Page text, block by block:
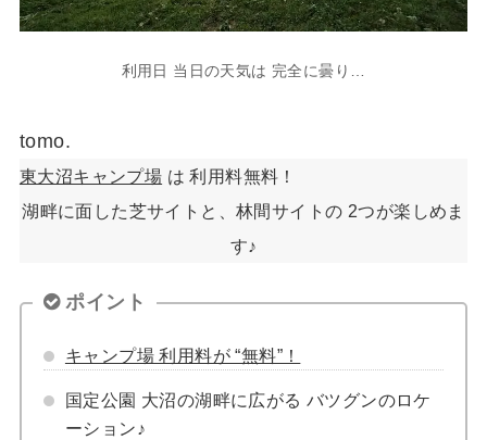
利用日 当日の天気は 完全に曇り…
tomo.
東大沼キャンプ場 は 利用料無料！
湖畔に面した芝サイトと、林間サイトの 2つが楽しめま
す♪
ポイント
キャンプ場 利用料が “無料”！
国定公園 大沼の湖畔に広がる バツグンのロケ
ーション♪